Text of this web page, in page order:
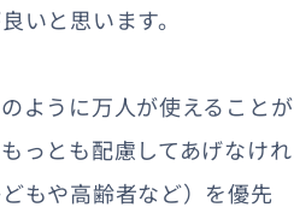
いと思います。
ように万人が使えることが
っとも配慮してあげなけれ
もや高齢者など）を優先